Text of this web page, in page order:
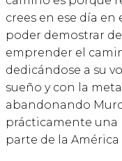
crees en ese día
poder demostrar
emprender el
dedicándose a su
sueño y con la
abandonando
prácticamente una
parte de la